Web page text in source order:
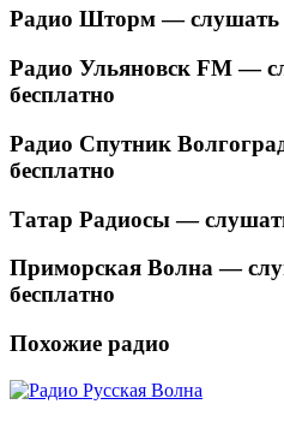
Радио Шторм — слушать
Радио Ульяновск FM —
бесплатно
Радио Спутник
бесплатно
Татар Радиосы —
Приморская Волна —
бесплатно
Похожие радио